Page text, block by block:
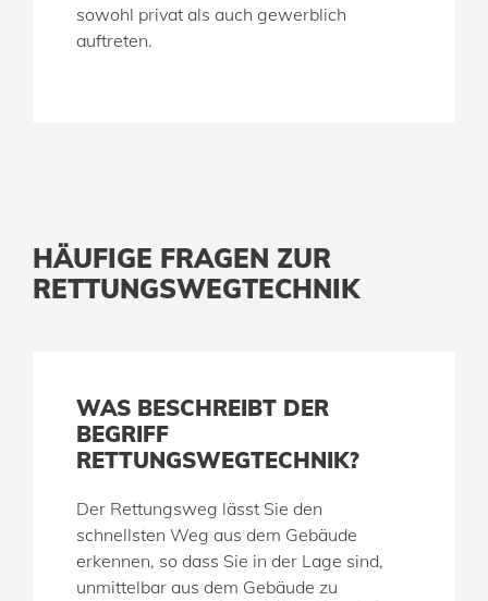
sowohl privat als auch gewerblich
auftreten.
HÄUFIGE FRAGEN ZUR
RETTUNGSWEGTECHNIK
WAS BESCHREIBT DER
BEGRIFF
RETTUNGSWEGTECHNIK?
Der Rettungsweg lässt Sie den
schnellsten Weg aus dem Gebäude
erkennen, so dass Sie in der Lage sind,
unmittelbar aus dem Gebäude zu